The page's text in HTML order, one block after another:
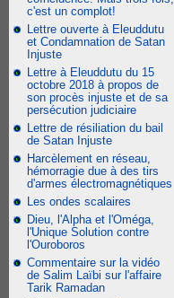
c'est un complot!
Lettre ouverte à Eleuddutu
et Condamnation de Satan
Injuste
Lettre à Eleuddutu du 15
octobre 2018 à propos de
son procès injuste et de sa
persécution judiciaire
Lettre de résiliation du bail
de Satan Injuste
Harcèlement en réseau,
hémorragie due à des tirs
d'armes électromagnétiques
Les ondes scalaires
Dieu, l'Alpha et l'Oméga,
l'Unique Solution contre
l'Ouroboros
Commentaire sur la vidéo
de Salim Laïbi sur l'affaire
Tarik Ramadan